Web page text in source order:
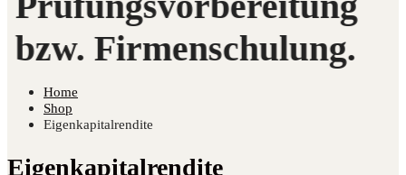
Home
Shop
Eigenkapitalrendite
Eigenkapitalrendite